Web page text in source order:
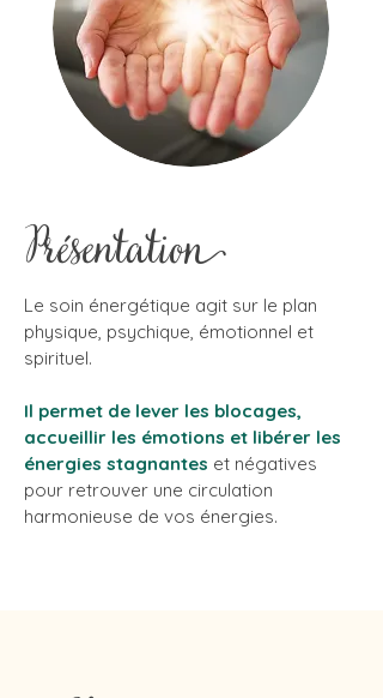
Présentation
Le soin énergétique agit sur le plan
physique, psychique, émotionnel et
spirituel.
Il permet de lever les blocages,
accueillir les émotions et libérer les
énergies stagnantes et négatives
pour retrouver une circulation
harmonieuse de vos énergies.